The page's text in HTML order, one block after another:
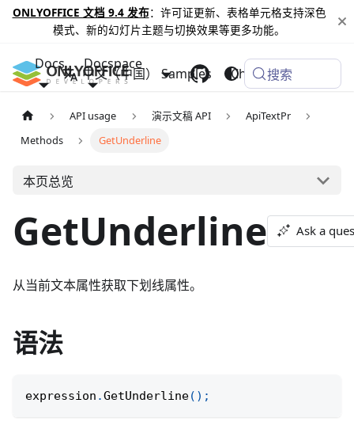
ONLYOFFICE 文档 9.4 发布：许可证更新、表格单元格支持深色
模式、新的幻灯片主题与切换效果等更多功能。
Docs Docspace
Samples Changelog
中文（中国） 搜索
API usage 演示文稿 API
ApiTextPr
Methods
GetUnderline
本页总览
GetUnderline Ask a
从当前文本属性获取下划线属性。
语法
expression .GetUnderline( ) ;